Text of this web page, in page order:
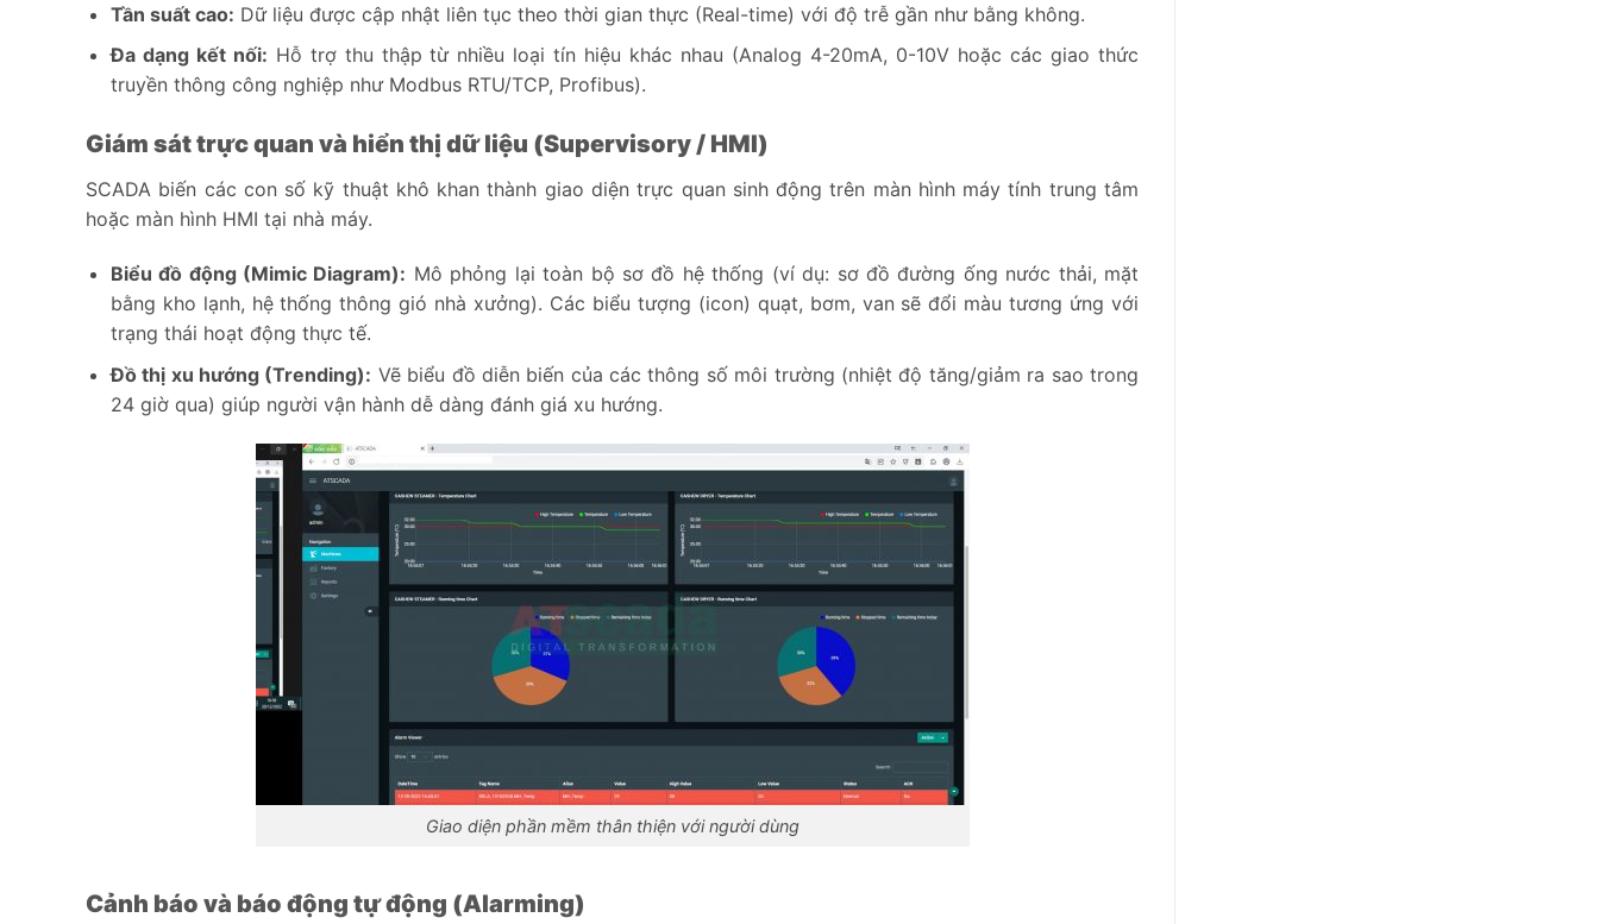
Tần suất cao: Dữ liệu được cập nhật liên tục theo thời gian thực (Real-time) với độ trễ gần như bằng không.
Đa dạng kết nối: Hỗ trợ thu thập từ nhiều loại tín hiệu khác nhau (Analog 4-20mA, 0-10V hoặc các giao thức
truyền thông công nghiệp như Modbus RTU/TCP, Profibus).
Giám sát trực quan và hiển thị dữ liệu (Supervisory / HMI)
SCADA biến các con số kỹ thuật khô khan thành giao diện trực quan sinh động trên màn hình máy tính trung tâm
hoặc màn hình HMI tại nhà máy.
Biểu đồ động (Mimic Diagram): Mô phỏng lại toàn bộ sơ đồ hệ thống (ví dụ: sơ đồ đường ống nước thải, mặt
bằng kho lạnh, hệ thống thông gió nhà xưởng). Các biểu tượng (icon) quạt, bơm, van sẽ đổi màu tương ứng với
trạng thái hoạt động thực tế.
Đồ thị xu hướng (Trending): Vẽ biểu đồ diễn biến của các thông số môi trường (nhiệt độ tăng/giảm ra sao trong
24 giờ qua) giúp người vận hành dễ dàng đánh giá xu hướng.
Giao diện phần mềm thân thiện với người dùng
Cảnh báo và báo động tự động (Alarming)